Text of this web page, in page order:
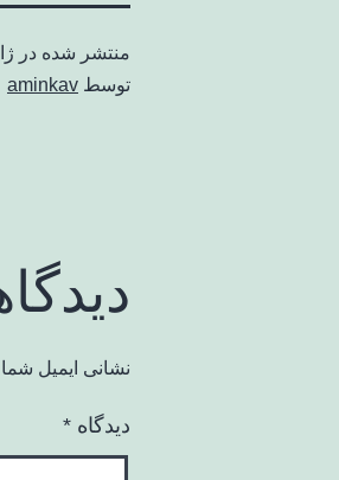
منتشر شده در
توسط aminkav
نشانی ایمیل
دیدگاه *